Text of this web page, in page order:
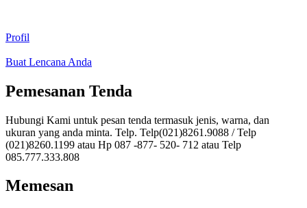
Profil
Buat Lencana Anda
Pemesanan Tenda
Hubungi Kami untuk pesan tenda termasuk jenis, warna, dan
ukuran yang anda minta. Telp. Telp(021)8261.9088 / Telp
(021)8260.1199 atau Hp 087 -877- 520- 712 atau Telp
085.777.333.808
Memesan